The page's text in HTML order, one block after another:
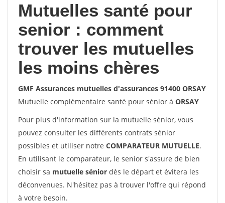
Mutuelles santé pour
senior : comment
trouver les mutuelles
les moins chères
GMF Assurances mutuelles d'assurances 91400 ORSAY
Mutuelle complémentaire santé pour sénior à ORSAY
Pour plus d'information sur la mutuelle sénior, vous
pouvez consulter les différents contrats sénior
possibles et utiliser notre COMPARATEUR MUTUELLE.
En utilisant le comparateur, le senior s'assure de bien
choisir sa mutuelle sénior dès le départ et évitera les
déconvenues. N'hésitez pas à trouver l'offre qui répond
à votre besoin.